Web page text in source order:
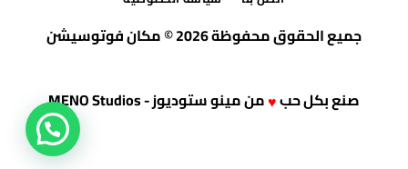
جميع الحقوق محفوظة 2026 © مكان فوتوسيشن
صنع بكل حب♥منمينو ستوديوز - MENO Studios